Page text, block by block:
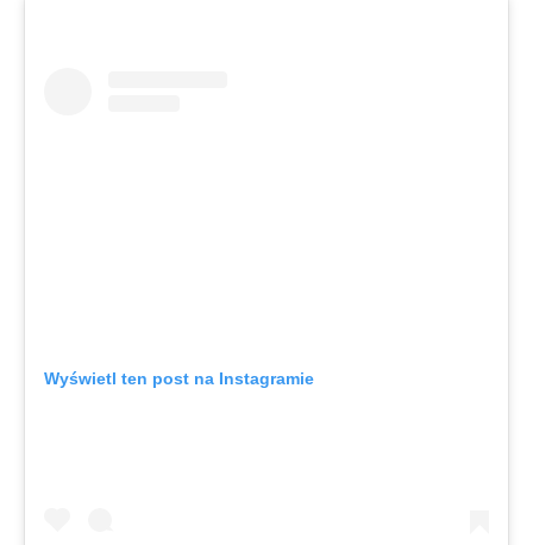
Wyświetl ten post na Instagramie